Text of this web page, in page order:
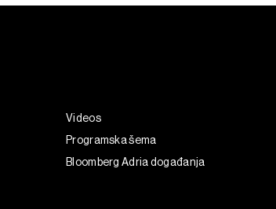
Videos
Programska šema
Bloomberg Adria događanja